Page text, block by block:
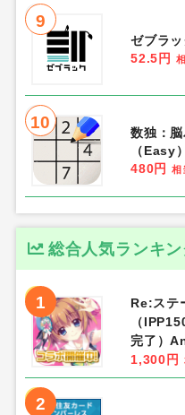
9
ゼブラ
52.5円
10
数独：
（Easy
480円
相
総合人気ランキ
1
Re:ステ
（
完了）
1,300円
2